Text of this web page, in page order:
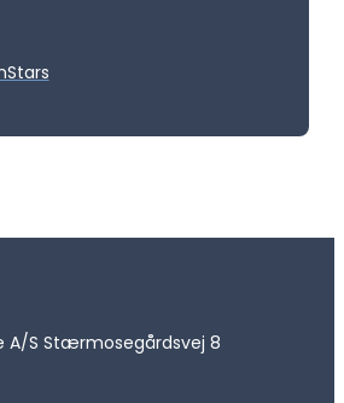
A/S Stærmosegårdsvej 8